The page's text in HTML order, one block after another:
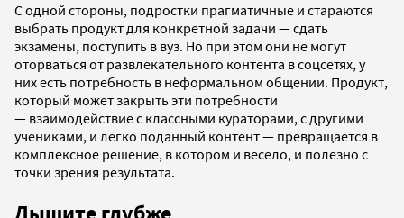
С одной стороны, подростки прагматичные и стараются
выбрать продукт для конкретной задачи — сдать
экзамены, поступить в вуз. Но при этом они не могут
оторваться от развлекательного контента в соцсетях, у
них есть потребность в неформальном общении. Продукт,
который может закрыть эти потребности
— взаимодействие с классными кураторами, с другими
учениками, и легко поданный контент — превращается в
комплексное решение, в котором и весело, и полезно с
точки зрения результата.